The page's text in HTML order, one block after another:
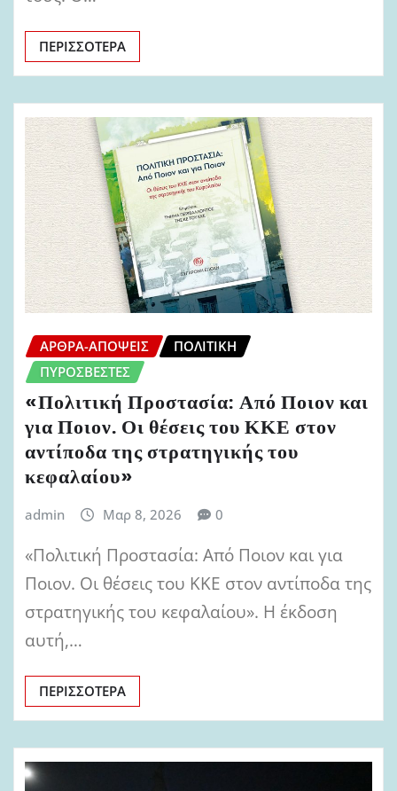
ΠΕΡΙΣΣΌΤΕΡΑ
ΆΡΘΡΑ-ΑΠΌΨΕΙΣ
ΠΟΛΙΤΙΚΉ
ΠΥΡΟΣΒΈΣΤΕΣ
«Πολιτική Προστασία: Από Ποιον και
για Ποιον. Οι θέσεις του ΚΚΕ στον
αντίποδα της στρατηγικής του
κεφαλαίου»
admin Μαρ 8, 2026 0
«Πολιτική Προστασία: Από Ποιον και για
Ποιον. Οι θέσεις του ΚΚΕ στον αντίποδα της
στρατηγικής του κεφαλαίου». Η έκδοση
αυτή,…
ΠΕΡΙΣΣΌΤΕΡΑ